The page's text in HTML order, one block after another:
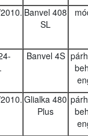
Banvel 408
SL
Banvel 4S
Glialka 480
Plus